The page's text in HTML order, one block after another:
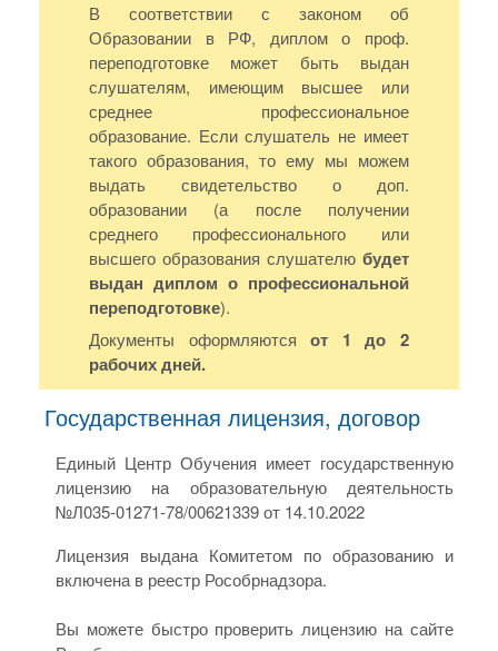
В соответствии с законом об
Образовании в РФ, диплом о проф.
переподготовке может быть выдан
слушателям, имеющим высшее или
среднее профессиональное
образование. Если слушатель не имеет
такого образования, то ему мы можем
выдать свидетельство о доп.
образовании (а после получении
среднего профессионального или
высшего образования слушателю будет
выдан диплом о профессиональной
переподготовке).
Документы оформляютсяот 1 до 2
рабочих дней.
Государственная лицензия, договор
Единый Центр Обучения имеет государственную
лицензию на образовательную деятельность
№Л035-01271-78/00621339 от 14.10.2022
Лицензия выдана Комитетом по образованию и
включена в реестр Рособрнадзора.
Вы можете быстро проверить лицензию на сайте